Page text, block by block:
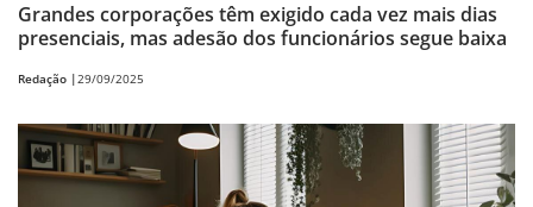
Grandes corporações têm exigido cada vez mais dias
presenciais, mas adesão dos funcionários segue baixa
Redação |29/09/2025